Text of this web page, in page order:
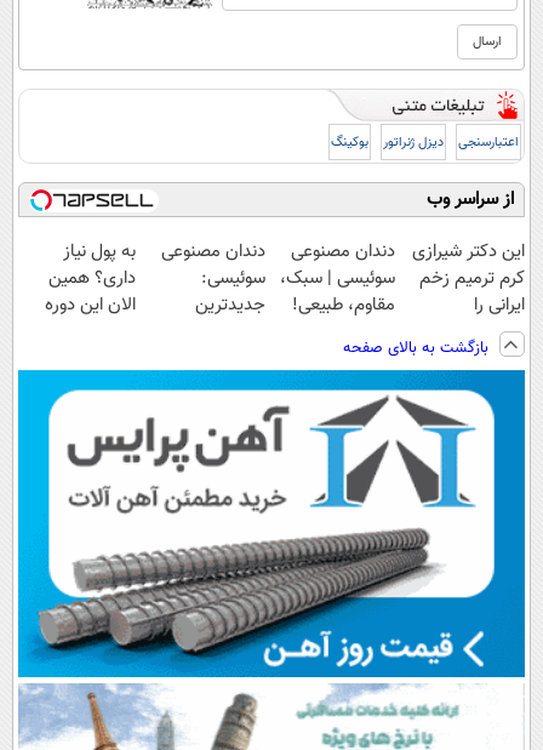
اعتبارسنجی دیزل ژنراتور بوکینگ
از سراسر وب
این دکتر شیرازی
کرم ترمیم زخم
ایرانی را
ساخت!!!
دندان مصنوعی
سوئیسی | سبک،
مقاوم، طبیعی!
رایگان+پرداخت
اقساطی😍
دندان مصنوعی
سوئیسی:
جدیدترین
پرداخت قسطی
به پول نیاز
داری؟ همین
الان این دوره
بازگشت به بالای صفحه